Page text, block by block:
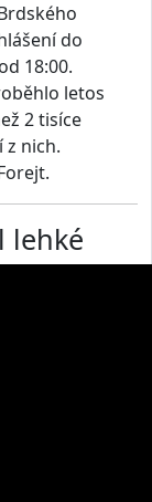
do
18:00.
letos
2 tisíce
z nich.
lehké